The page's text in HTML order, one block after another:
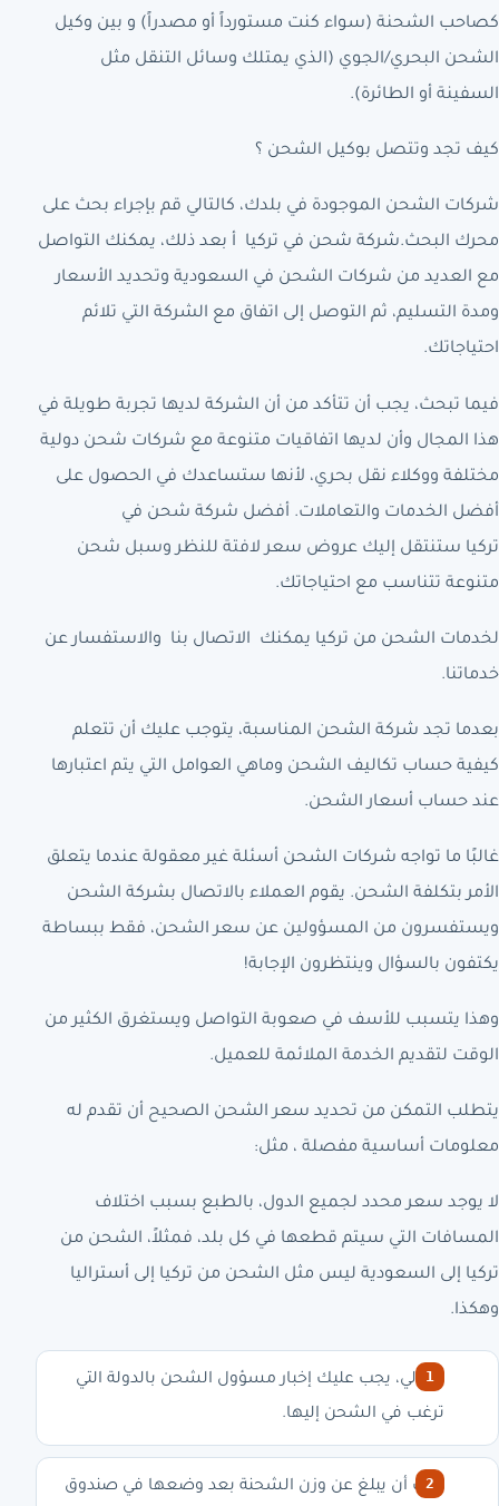
كصاحب الشحنة (سواء كنت مستورداً أو مصدراً) و بين وكيل
الشحن البحري/الجوي (الذي يمتلك وسائل التنقل مثل
السفينة أو الطائرة).
كيف تجد وتتصل بوكيل الشحن ؟
شركات الشحن الموجودة في بلدك، كالتالي قم بإجراء بحث على
محرك البحث.شركة شحن في تركيا أ بعد ذلك، يمكنك التواصل
مع العديد من شركات الشحن في السعودية وتحديد الأسعار
ومدة التسليم، ثم التوصل إلى اتفاق مع الشركة التي تلائم
احتياجاتك.
فيما تبحث، يجب أن تتأكد من أن الشركة لديها تجربة طويلة في
هذا المجال وأن لديها اتفاقيات متنوعة مع شركات شحن دولية
مختلفة ووكلاء نقل بحري، لأنها ستساعدك في الحصول على
أفضل الخدمات والتعاملات. أفضل شركة شحن في
تركيا ستنتقل إليك عروض سعر لافتة للنظر وسبل شحن
متنوعة تتناسب مع احتياجاتك.
لخدمات الشحن من تركيا يمكنك الاتصال بنا والاستفسار عن
خدماتنا.
بعدما تجد شركة الشحن المناسبة، يتوجب عليك أن تتعلم
كيفية حساب تكاليف الشحن وماهي العوامل التي يتم اعتبارها
عند حساب أسعار الشحن.
غالبًا ما تواجه شركات الشحن أسئلة غير معقولة عندما يتعلق
الأمر بتكلفة الشحن. يقوم العملاء بالاتصال بشركة الشحن
ويستفسرون من المسؤولين عن سعر الشحن، فقط ببساطة
يكتفون بالسؤال وينتظرون الإجابة!
وهذا يتسبب للأسف في صعوبة التواصل ويستغرق الكثير من
الوقت لتقديم الخدمة الملائمة للعميل.
يتطلب التمكن من تحديد سعر الشحن الصحيح أن تقدم له
معلومات أساسية مفصلة ، مثل:
لا يوجد سعر محدد لجميع الدول، بالطبع بسبب اختلاف
المسافات التي سيتم قطعها في كل بلد، فمثلاً، الشحن من
تركيا إلى السعودية ليس مثل الشحن من تركيا إلى أستراليا
وهكذا.
بالتالي، يجب عليك إخبار مسؤول الشحن بالدولة التي
ترغب في الشحن إليها.
يجب أن يبلغ عن وزن الشحنة بعد وضعها في صندوق